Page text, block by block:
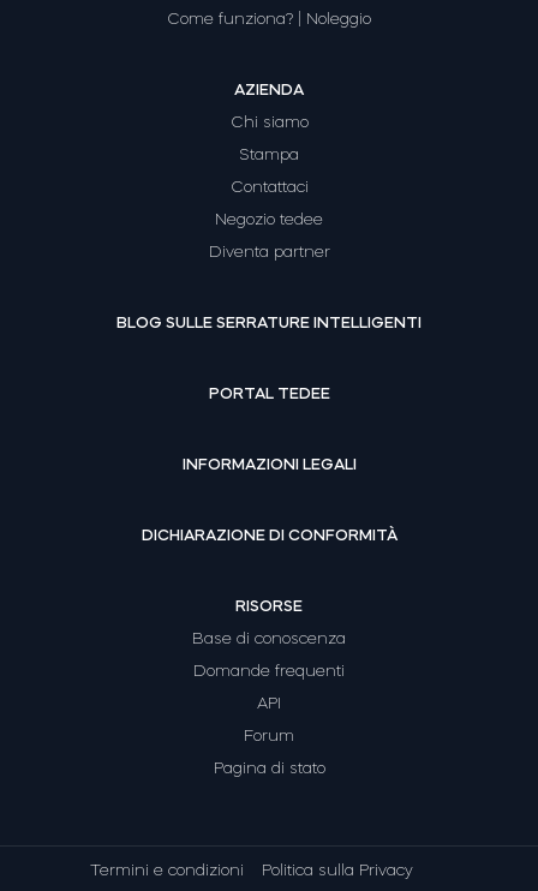
Tedee GO2
Acquista ora
Come funziona? | Noleggio
AZIENDA
Chi siamo
Stampa
Contattaci
Negozio tedee
Diventa partner
BLOG SULLE SERRATURE INTELLIGENTI
PORTAL TEDEE
INFORMAZIONI LEGALI
DICHIARAZIONE DI CONFORMITÀ
RISORSE
Base di conoscenza
Domande frequenti
API
Forum
Pagina di stato
Termini e condizioni Politica sulla Privacy